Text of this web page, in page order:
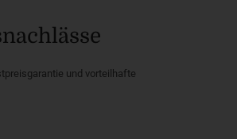
und vorteilhafte